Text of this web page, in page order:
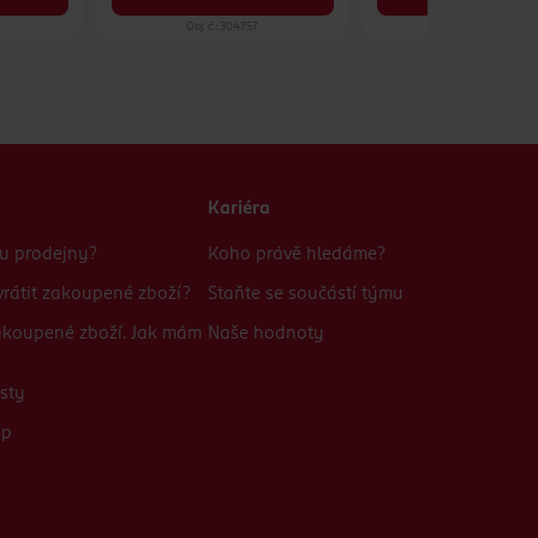
Obj. č.: 304757
prodejny?
zakoupené zboží?
zboží. Jak mám
Kariéra
Koho právě hledáme?
Staňte se součástí týmu
Naše hodnoty